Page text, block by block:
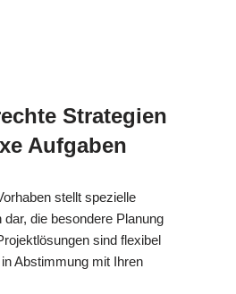
Strategien
Aufgaben
stellt spezielle
die besondere Planung
sind flexibel
Abstimmung mit Ihren